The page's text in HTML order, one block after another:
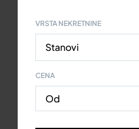
VRSTA NEKRETNINE
CENA